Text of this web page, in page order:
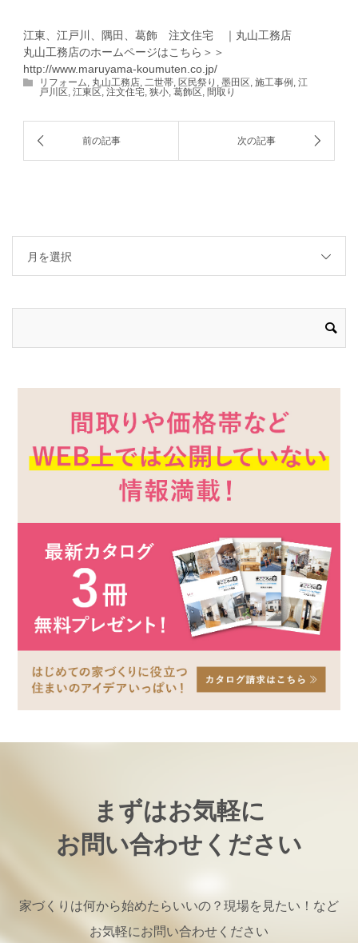
江東、江戸川、隅田、葛飾 注文住宅 ｜丸山工務店
丸山工務店のホームページはこちら＞＞
http://www.maruyama-koumuten.co.jp/
リフォーム, 丸山工務店, 二世帯, 区民祭り , 墨田区, 施工事例 , 江
戸川区, 江東区, 注文住宅, 狭小, 葛飾区, 間取り
月を選択
まずはお気軽に
お問い合わせください
家づくりは何から始めたらいいの？現場を見たい！など
お気軽にお問い合わせください